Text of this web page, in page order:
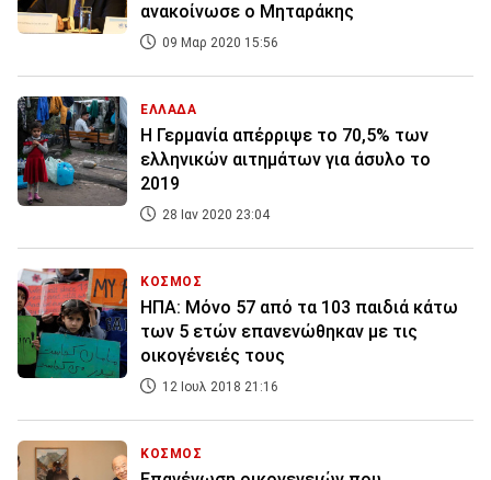
ανακοίνωσε ο Μηταράκης
09 Μαρ 2020 15:56
ΕΛΛΑΔΑ
Η Γερμανία απέρριψε το 70,5% των
ελληνικών αιτημάτων για άσυλο το
2019
28 Ιαν 2020 23:04
ΚΟΣΜΟΣ
ΗΠΑ: Μόνο 57 από τα 103 παιδιά κάτω
των 5 ετών επανενώθηκαν με τις
οικογένειές τους
12 Ιουλ 2018 21:16
ΚΟΣΜΟΣ